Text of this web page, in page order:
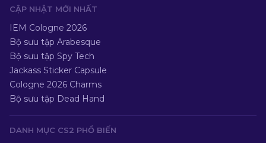
CẬP NHẬT MỚI NHẤT
IEM Cologne 2026
Bộ sưu tập Arabesque
Bộ sưu tập Spy Tech
Jackass Sticker Capsule
Cologne 2026 Charms
Bộ sưu tập Dead Hand
DANH MỤC CS2 PHỔ BIẾN